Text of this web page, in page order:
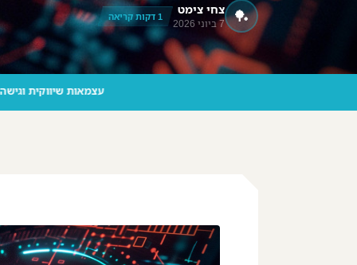
‪055-9924080‬ וואטסאפ 🏓 צחי צימט
7 ביוני 2026
1 דקות קריאה